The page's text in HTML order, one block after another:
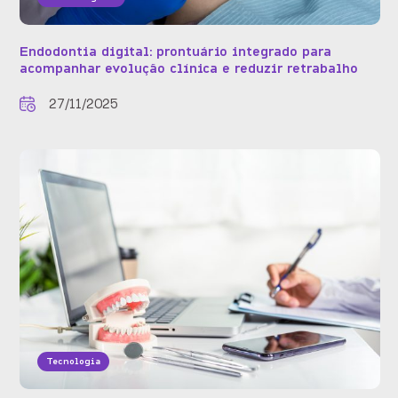
Endodontia digital: prontuário integrado para
acompanhar evolução clínica e reduzir retrabalho
27/11/2025
Tecnologia